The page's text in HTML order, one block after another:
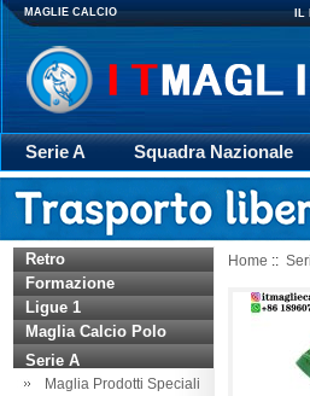
MAGLIE CALCIO
Serie A Squadra Nazionale
Giacca
Rugby trasporto
Retro
Formazione
Ligue 1
Maglia Calcio Polo
Serie A
Maglia Prodotti Speciali
Home ::